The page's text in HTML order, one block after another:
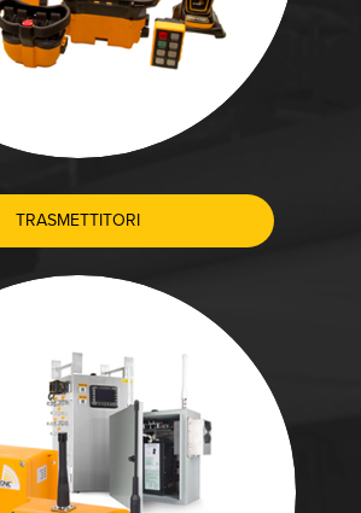
TRASMETTITORI